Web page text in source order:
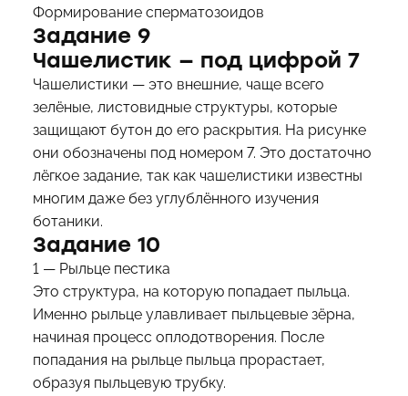
Формирование сперматозоидов
Задание 9
Чашелистик — под цифрой 7
Чашелистики — это внешние, чаще всего
зелёные, листовидные структуры, которые
защищают бутон до его раскрытия. На рисунке
они обозначены под номером 7. Это достаточно
лёгкое задание, так как чашелистики известны
многим даже без углублённого изучения
ботаники.
Задание 10
1 — Рыльце пестика
Это структура, на которую попадает пыльца.
Именно рыльце улавливает пыльцевые зёрна,
начиная процесс оплодотворения. После
попадания на рыльце пыльца прорастает,
образуя пыльцевую трубку.